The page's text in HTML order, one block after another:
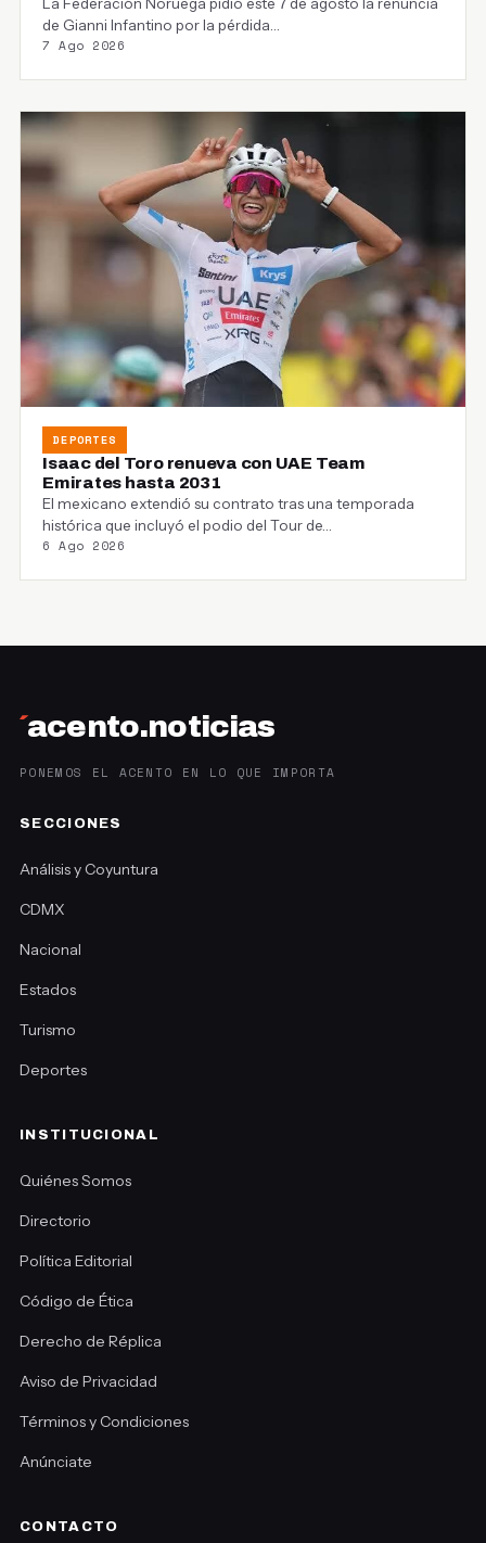
de Gianni Infantino por la pérdida…
7 Ago 2026
DEPORTES
Isaac del Toro renueva con UAE Team
Emirates hasta 2031
El mexicano extendió su contrato tras una temporada
histórica que incluyó el podio del Tour de…
6 Ago 2026
´acento.noticias
PONEMOS EL ACENTO EN LO QUE IMPORTA
SECCIONES
Análisis y Coyuntura
CDMX
Nacional
Estados
Turismo
Deportes
INSTITUCIONAL
Quiénes Somos
Directorio
Política Editorial
Código de Ética
Derecho de Réplica
Aviso de Privacidad
Términos y Condiciones
Anúnciate
CONTACTO